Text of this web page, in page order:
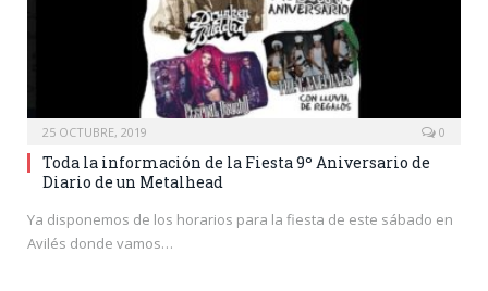
25 OCTUBRE, 2019 0
Toda la información de la Fiesta 9º Aniversario de
Diario de un Metalhead
Ya disponemos de los horarios para la fiesta de este sábado en
Avilés donde vamos…